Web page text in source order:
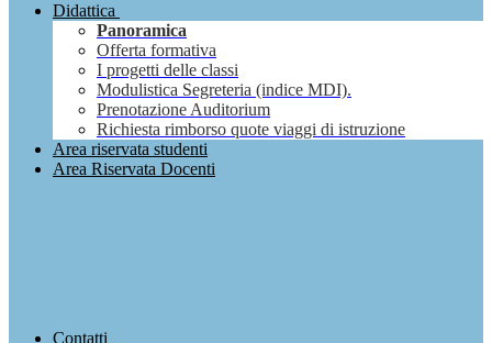
Didattica
Panoramica
Offerta formativa
I progetti delle classi
Modulistica Segreteria (indice MDI).
Prenotazione Auditorium
Richiesta rimborso quote viaggi di istruzione
Area riservata studenti
Area Riservata Docenti
Contatti